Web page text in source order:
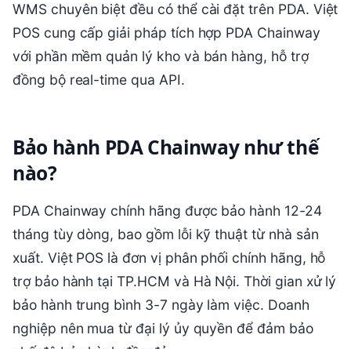
WMS chuyên biệt đều có thể cài đặt trên PDA. Việt
POS cung cấp giải pháp tích hợp PDA Chainway
với phần mềm quản lý kho và bán hàng, hỗ trợ
đồng bộ real-time qua API.
Bảo hành PDA Chainway như thế
nào?
PDA Chainway chính hãng được bảo hành 12-24
tháng tùy dòng, bao gồm lỗi kỹ thuật từ nhà sản
xuất. Việt POS là đơn vị phân phối chính hãng, hỗ
trợ bảo hành tại TP.HCM và Hà Nội. Thời gian xử lý
bảo hành trung bình 3-7 ngày làm việc. Doanh
nghiệp nên mua từ đại lý ủy quyền để đảm bảo